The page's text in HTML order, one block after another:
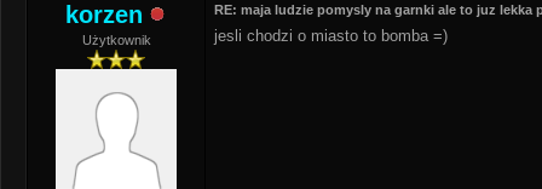
korzen
Użytkownik
RE: maja ludzie pomysly na garnki ale to juz lekka
jesli chodzi o miasto to bomba =)